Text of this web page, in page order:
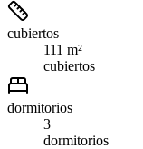
cubiertos
111 m²
cubiertos
dormitorios
3
dormitorios